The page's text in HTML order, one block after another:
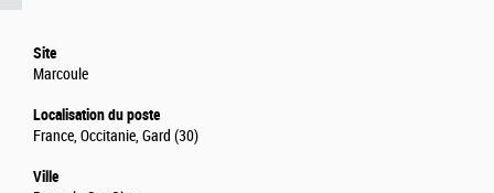
Site
Marcoule
Localisation du poste
France, Occitanie, Gard (30)
Ville